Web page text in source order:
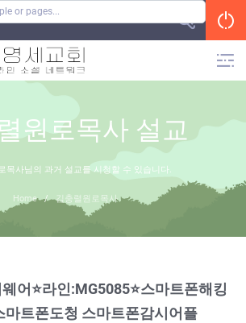
원로목사 설교
목사님의 과거 설교를 시청할 수 있습니다.
Home / 김충렬원로목사
어⭐라인:MG5085⭐스마트폰해킹
마트폰도청 스마트폰감시어플